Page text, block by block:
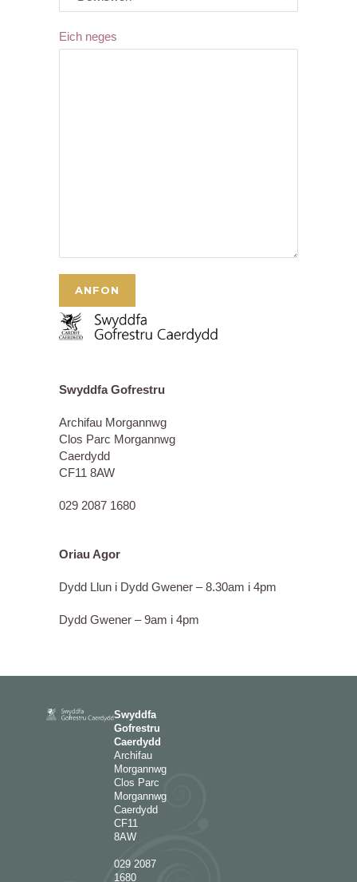
Eich neges
Swyddfa Gofrestru
Archifau Morgannwg
Clos Parc Morgannwg
Caerdydd
CF11 8AW
029 2087 1680
Oriau Agor
Dydd Llun i Dydd Gwener – 8.30am i 4pm
Dydd Gwener – 9am i 4pm
Swyddfa
Gofrestru
Caerdydd
Archifau
Morgannwg
Clos Parc
Morgannwg
Caerdydd
CF11
8AW
029 2087
1680